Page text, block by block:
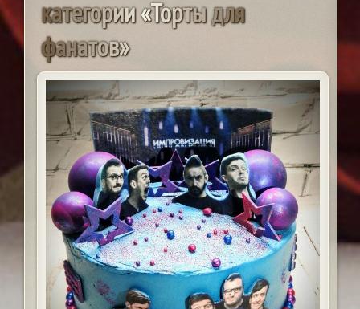
категории«Тортыдля
фанатов»